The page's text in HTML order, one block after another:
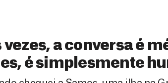
vezes, a conversa é
é simplesmente